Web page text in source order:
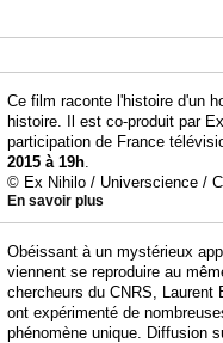
Ce film raconte l'histoire d'un
histoire. Il est co-produit par
participation de France
2015 à 19h.
© Ex Nihilo / Universcience /
En savoir plus
Obéissant à un mystérieux
viennent se reproduire au
chercheurs du CNRS, Laurent
ont expérimenté de
phénomène unique. Diffusion